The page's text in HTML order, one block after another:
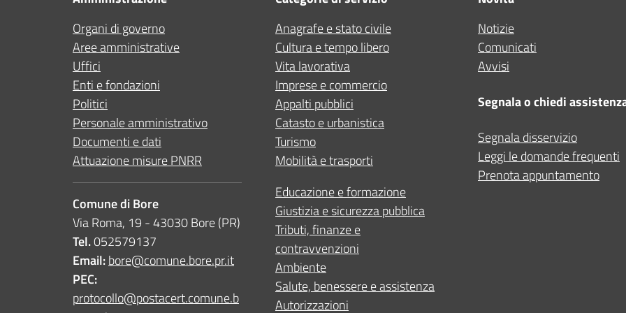
Altro
Organi di governo
Aree amministrative
Uffici
Enti e fondazioni
Politici
Personale amministrativo
Documenti e dati
Attuazione misure PNRR
Comune di Bore
Via Roma, 19 - 43030 Bore (PR)
Tel.052579137
Email:bore@comune.bore.pr.it
PEC:
protocollo@postacert.comune.b
Anagrafe e stato civile
Cultura e tempo libero
Vita lavorativa
Imprese e commercio
Appalti pubblici
Catasto e urbanistica
Turismo
Mobilità e trasporti
Educazione e formazione
Giustizia e sicurezza pubblica
Tributi, finanze e
contravvenzioni
Ambiente
Salute, benessere e assistenza
Autorizzazioni
Notizie
Comunicati
Avvisi
Segnala o chiedi
Segnala disservizio
Leggi le domande frequenti
Prenota appuntamento